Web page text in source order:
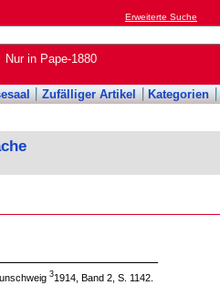
Erweiterte Suche
Nur in Pape-1880
Zufälliger Artikel Kategorien
31914, Band 2, S. 1142.